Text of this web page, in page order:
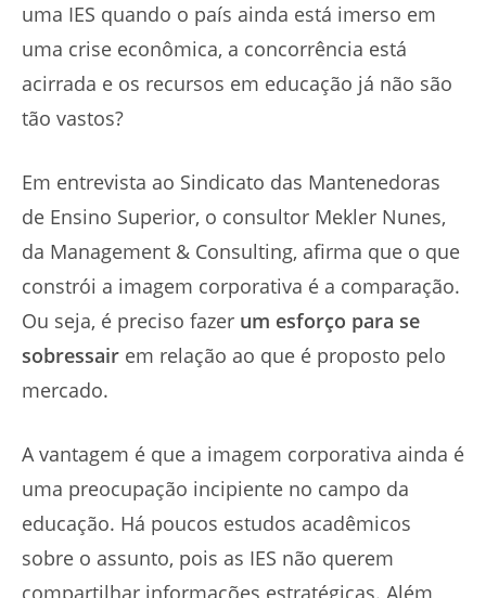
uma IES quando o país ainda está imerso em
uma crise econômica, a concorrência está
acirrada e os recursos em educação já não são
tão vastos?
Em entrevista ao Sindicato das Mantenedoras
de Ensino Superior, o consultor Mekler Nunes,
da Management & Consulting, afirma que o que
constrói a imagem corporativa é a comparação.
Ou seja, é preciso fazer um esforço para se
sobressair em relação ao que é proposto pelo
mercado.
A vantagem é que a imagem corporativa ainda é
uma preocupação incipiente no campo da
educação. Há poucos estudos acadêmicos
sobre o assunto, pois as IES não querem